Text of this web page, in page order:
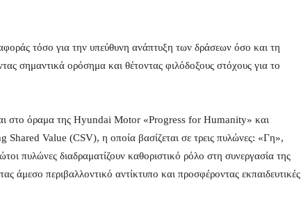
τόσο για την υπεύθυνη ανάπτυξη των δράσεων όσο και τη
σημαντικά ορόσημα και θέτοντας φιλόδοξους στόχους για το
στο όραμα της Hyundai Motor «Progress for Humanity» και
Shared Value (CSV), η οποία βασίζεται σε τρεις πυλώνες: «Γη»,
πυλώνες διαδραματίζουν καθοριστικό ρόλο στη συνεργασία της
άμεσο περιβαλλοντικό αντίκτυπο και προσφέροντας εκπαιδευτικές